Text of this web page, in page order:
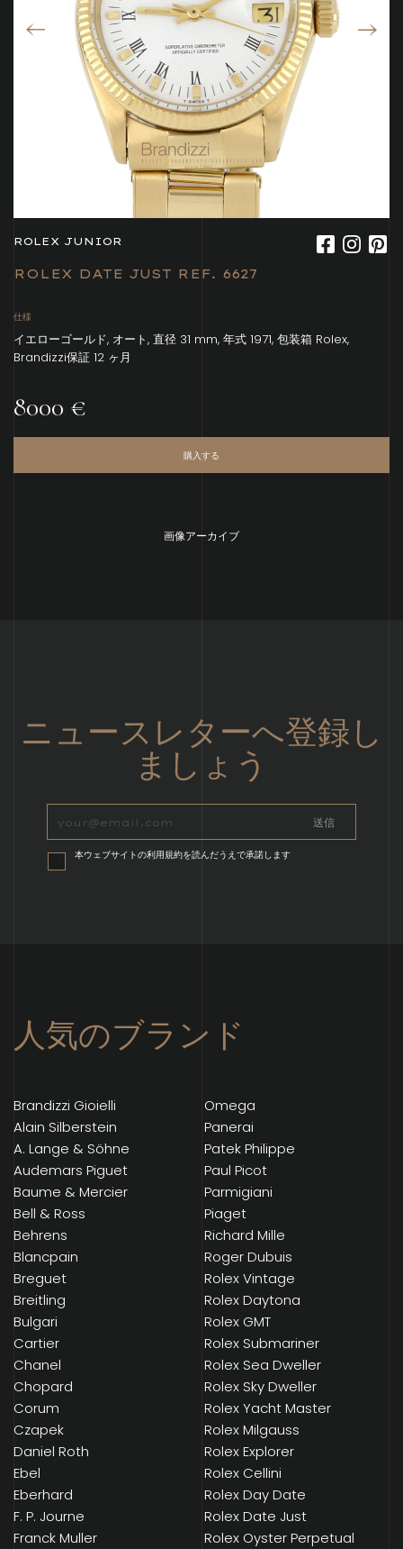
ROLEX JUNIOR
ROLEX DATE JUST REF. 6627
仕様
イエローゴールド, オート, 直径 31 mm, 年式 1971, 包装箱 Rolex,
Brandizzi保証 12 ヶ月
8000 €
購入する
画像アーカイブ
ニュースレターへ登録し
ましょう
本ウェブサイトの利用規約を読んだうえで承諾します
人気のブランド
Brandizzi Gioielli
Alain Silberstein
A. Lange & Söhne
Audemars Piguet
Baume & Mercier
Bell & Ross
Behrens
Blancpain
Breguet
Breitling
Bulgari
Cartier
Chanel
Chopard
Corum
Czapek
Daniel Roth
Ebel
Eberhard
F. P. Journe
Franck Muller
Omega
Panerai
Patek Philippe
Paul Picot
Parmigiani
Piaget
Richard Mille
Roger Dubuis
Rolex Vintage
Rolex Daytona
Rolex GMT
Rolex Submariner
Rolex Sea Dweller
Rolex Sky Dweller
Rolex Yacht Master
Rolex Milgauss
Rolex Explorer
Rolex Cellini
Rolex Day Date
Rolex Date Just
Rolex Oyster Perpetual